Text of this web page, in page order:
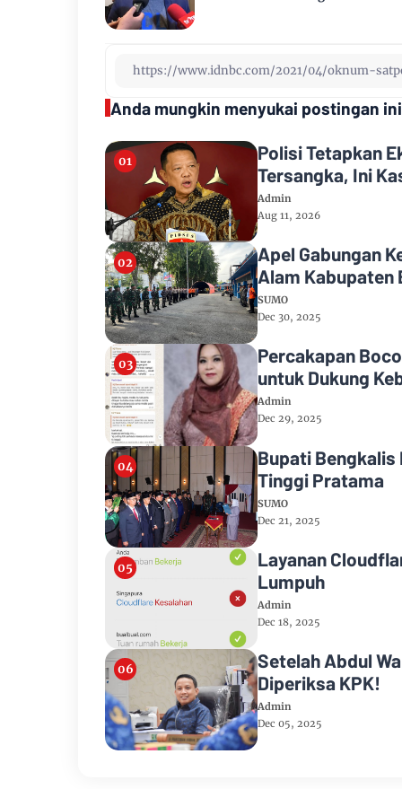
Anda mungkin menyukai postingan ini
Polisi Tetapkan
Tersangka, Ini
Admin
Aug 11, 2026
Apel Gabungan
Alam Kabupaten
SUMO
Dec 30, 2025
Percakapan
untuk Dukung
Admin
Dec 29, 2025
Bupati Bengkalis
Tinggi Pratama
SUMO
Dec 21, 2025
Layanan
Lumpuh
Admin
Dec 18, 2025
Setelah Abdul
Diperiksa KPK!
Admin
Dec 05, 2025